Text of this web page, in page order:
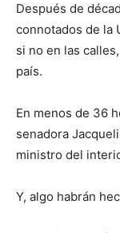
Después de
connotados de la
si no en las
país.
En menos de 36
senadora
ministro del
Y, algo habrán